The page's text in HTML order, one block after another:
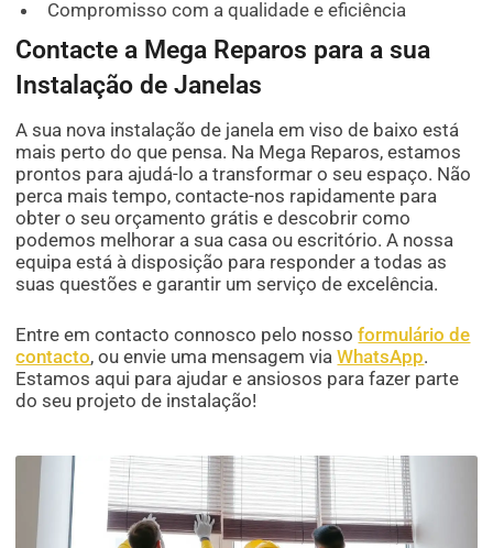
Compromisso com a qualidade e eficiência
Contacte a Mega Reparos para a sua
Instalação de Janelas
A sua nova instalação de janela em viso de baixo está
mais perto do que pensa. Na Mega Reparos, estamos
prontos para ajudá-lo a transformar o seu espaço. Não
perca mais tempo, contacte-nos rapidamente para
obter o seu orçamento grátis e descobrir como
podemos melhorar a sua casa ou escritório. A nossa
equipa está à disposição para responder a todas as
suas questões e garantir um serviço de excelência.
Entre em contacto connosco pelo nossoformulário de
contacto, ou envie uma mensagem viaWhatsApp.
Estamos aqui para ajudar e ansiosos para fazer parte
do seu projeto de instalação!